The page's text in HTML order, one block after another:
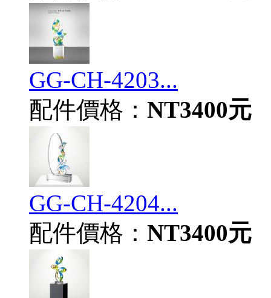
GG-CH-4203...
配件價格： NT3400元
GG-CH-4204...
配件價格： NT3400元